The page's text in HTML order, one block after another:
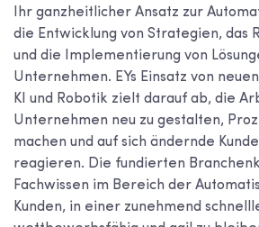
Ihr ganzheitlicher Ansatz zur
die Entwicklung von Strategien, das
und die Implementierung von
Unternehmen. EYs Einsatz von
KI und Robotik zielt darauf ab, die
Unternehmen neu zu gestalten,
machen und auf sich ändernde
reagieren. Die fundierten
Fachwissen im Bereich der
Kunden, in einer zunehmend